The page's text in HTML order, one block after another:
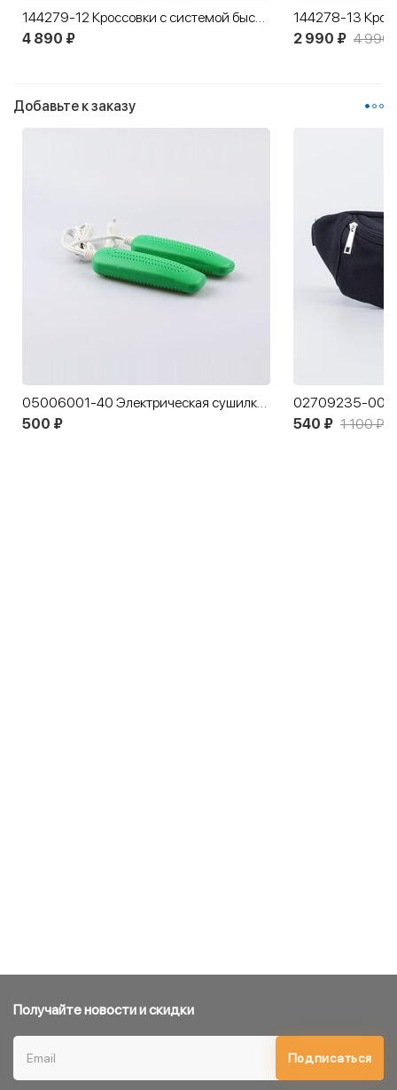
144279-12 Кроссовки с системой быстрой шнуровки Звезда
4 890 ₽
2 990 ₽ 4 990
Добавьте к заказу
05006001-40 Электрическая сушилка для обуви 13 см
500 ₽
02709235-00
540 ₽ 1 100 ₽
Получайте новости и скидки
Подписаться